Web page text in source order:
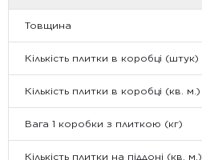
Товщина
Кількість плитки в коробці (штук)
Кількість плитки в коробці (кв. м.)
Вага 1 коробки з плиткою (кг)
Кількість плитки на піддоні (кв. м.)